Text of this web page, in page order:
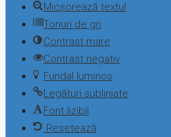
Micșorează textul
Tonuri de gri
Contrast mare
Contrast negativ
Fundal luminos
Legături subliniate
Font lizibil
Resetează